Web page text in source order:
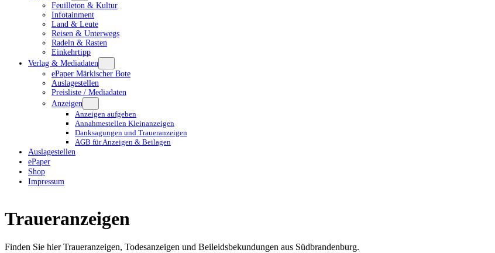
Feuilleton & Kultur
Infotainment
Land & Leute
Reisen & Unterwegs
Radeln & Rasten
Einkehrtipp
Verlag & Mediadaten
ePaper Märkischer Bote
Auslagestellen
Preisliste / Mediadaten
Anzeigen
Anzeigen aufgeben
Annahmestellen Kleinanzeigen
Danksagungen und Traueranzeigen
AGB für Anzeigen & Beilagen
Auslagestellen
ePaper
Shop
Impressum
Traueranzeigen
Finden Sie hier Traueranzeigen, Todesanzeigen und Beileidsbekundungen aus Südbrandenburg.